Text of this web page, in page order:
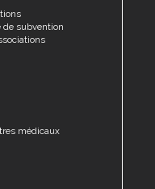
de subvention
médicaux